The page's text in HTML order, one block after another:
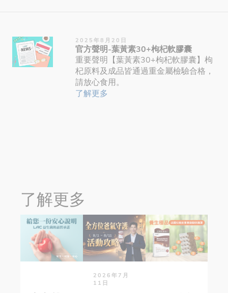
2025年8月20日
官方聲明-葉黃素30+枸杞軟膠囊
重要聲明【葉黃素30+枸杞軟膠囊】枸
杞原料及成品皆通過重金屬檢驗合格，
請放心食用。
了解更多
了解更多
2026年7月
11日